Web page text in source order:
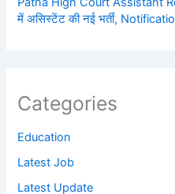
में असिस्टेंट की नई भर्ती,
Categories
Education
Latest Job
Latest Update